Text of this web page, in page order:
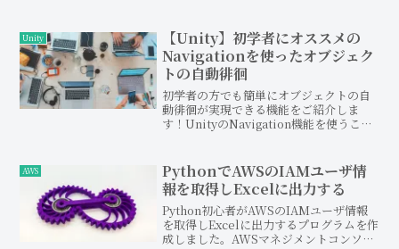
Unity
【Unity】初学者にオススメの
Navigationを使ったオブジェク
トの自動徘徊
初学者の方でも簡単にオブジェクトの自
動徘徊が実現できる機能をご紹介しま
す！UnityのNavigation機能を使うこと
きます。プロトタイプ動画やソースコー
ドも掲載していますので、Navigation機
能を使った自動徘徊をお試しください。
AWS
PythonでAWSのIAMユーザ情
報を取得しExcelに出力する
Python初心者がAWSのIAMユーザ情報
を取得しExcelに出力するプログラムを作
成しました。AWSマネジメントコンソー